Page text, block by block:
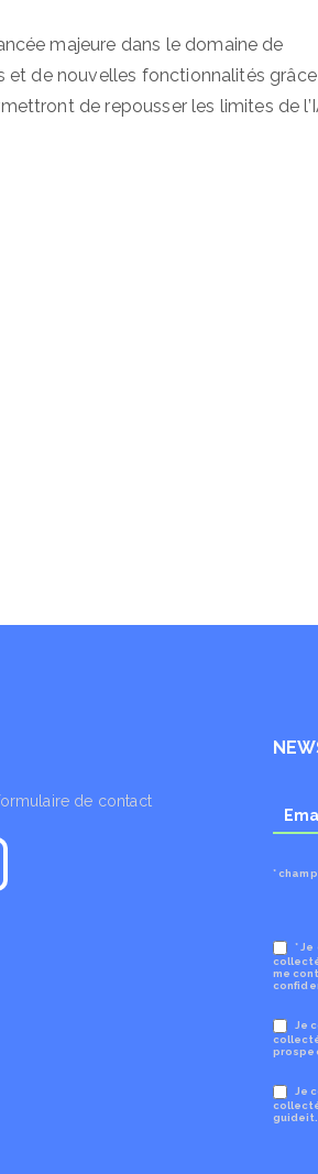
majeure dans le domaine de
et de nouvelles fonctionnalités
de repousser les limites de
de contact
*
*
me
Je
Je